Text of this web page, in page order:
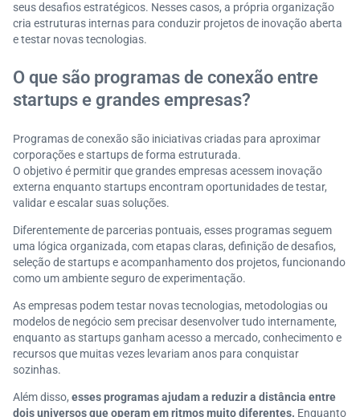
seus desafios estratégicos. Nesses casos, a própria organização
cria estruturas internas para conduzir projetos de inovação aberta
e testar novas tecnologias.
O que são programas de conexão entre
startups e grandes empresas?
Programas de conexão são iniciativas criadas para aproximar
corporações e startups de forma estruturada.
O objetivo é permitir que grandes empresas acessem inovação
externa enquanto startups encontram oportunidades de testar,
validar e escalar suas soluções.
Diferentemente de parcerias pontuais, esses programas seguem
uma lógica organizada, com etapas claras, definição de desafios,
seleção de startups e acompanhamento dos projetos, funcionando
como um ambiente seguro de experimentação.
As empresas podem testar novas tecnologias, metodologias ou
modelos de negócio sem precisar desenvolver tudo internamente,
enquanto as startups ganham acesso a mercado, conhecimento e
recursos que muitas vezes levariam anos para conquistar
sozinhas.
Além disso, esses programas ajudam a reduzir a distância entre
dois universos que operam em ritmos muito diferentes. Enquanto